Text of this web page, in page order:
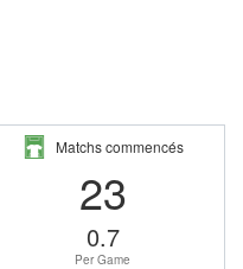
Matchs commencés
23
0.7
Per Game